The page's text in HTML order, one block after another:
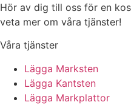
Hör av dig till oss för en
veta mer om våra tjänster!
Våra tjänster
Lägga Marksten
Lägga Kantsten
Lägga Markplattor